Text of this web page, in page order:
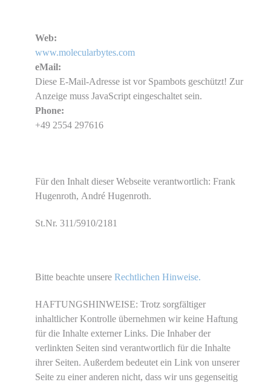
Web:
www.molecularbytes.com
eMail:
Diese E-Mail-Adresse ist vor Spambots geschützt! Zur
Anzeige muss JavaScript eingeschaltet sein.
Phone:
+49 2554 297616
Für den Inhalt dieser Webseite verantwortlich: Frank
Hugenroth, André Hugenroth.
St.Nr. 311/5910/2181
Bitte beachte unsere Rechtlichen Hinweise.
HAFTUNGSHINWEISE: Trotz sorgfältiger
inhaltlicher Kontrolle übernehmen wir keine Haftung
für die Inhalte externer Links. Die Inhaber der
verlinkten Seiten sind verantwortlich für die Inhalte
ihrer Seiten. Außerdem bedeutet ein Link von unserer
Seite zu einer anderen nicht, dass wir uns gegenseitig